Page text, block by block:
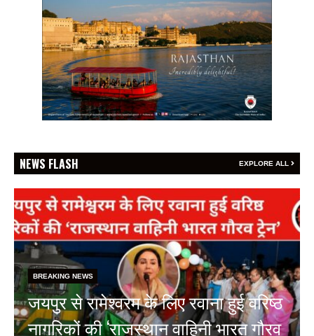
NEWS FLASH EXPLORE ALL
BREAKING NEWS
कैसा रहेगा आपका आज, क्या कहता है